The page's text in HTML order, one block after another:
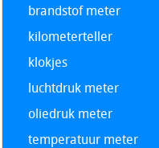
brandstof meter
kilometerteller
klokjes
luchtdruk meter
oliedruk meter
temperatuur meter